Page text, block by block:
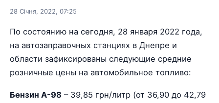
28 Січня, 2022, 07:25
По состоянию на сегодня, 28 января 2022 года,
на автозаправочных станциях в Днепре и
области зафиксированы следующие средние
розничные цены на автомобильное топливо:
Бензин А-98 – 39,85 грн/литр (от 36,90 до 42,79